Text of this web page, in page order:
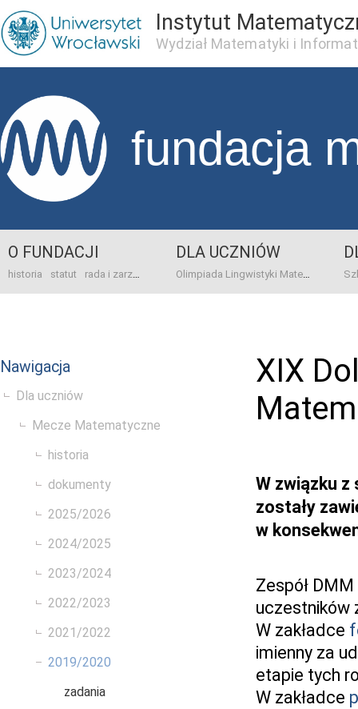
Instytut
Wydział Matematyki i
fundacja
O FUNDACJI
historia statut rada i zarząd dane bankowo-adresowe kontakt
DLA UCZNIÓW
Olimpiada Lingwistyki Matematycznej
Nawigacja
Dla uczniów
Mecze Matematyczne
historia
dokumenty
2025/2026
2024/2025
2023/2024
2022/2023
2021/2022
2019/2020
zadania
XIX
W związku z
zostały
w
Zespół
uczestników
W zakładce
imienny za
etapie tych
W zakładce